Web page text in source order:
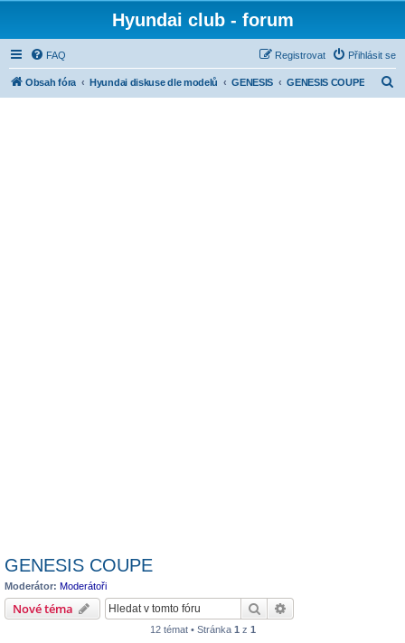
Hyundai club - forum
FAQ Přihlásit se
Registrovat
Obsah fóra Hyundai diskuse dle modelů GENESIS GENESIS COUPE
GENESIS COUPE
Moderátor: Moderátoři
Nové téma Hledat
12 témat • Stránka 1 z 1